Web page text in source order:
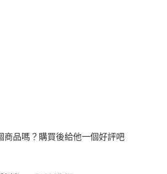
商品嗎？購買後給他一個好評吧